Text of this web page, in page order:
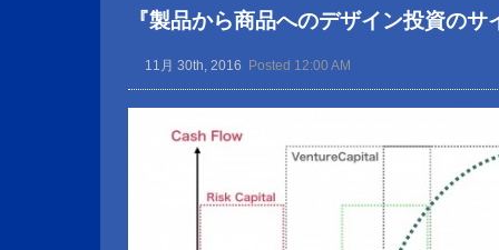
『製品から商品へのデザイン投資のサ
11月 30th, 2016 Posted 12:00 AM